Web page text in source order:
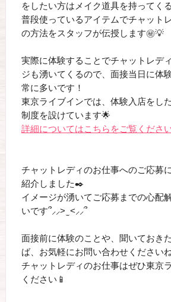
をしたい方はメイク道具を持ってく
普段使っているアイテムでチャット
の方法をスタッフが伝授します㊙️💡
実際に体験することでチャットレデ
ジも湧いてくるので、面接当日に体
常に多いです！
東京ライブインでは、体験入店をし
制度を設けています🌟
詳細についてはこちらをご覧くださ
チャットレディのお仕事へのご応募
紹介しました✒️
イメージが湧いてご応募までの心配
いです՞‪⸝⸝> ̫ <⸝⸝՞
面接前に体験のことや、聞いておき
ば、お気軽にお問い合わせください
チャットレディのお仕事はぜひ東京
ください📱